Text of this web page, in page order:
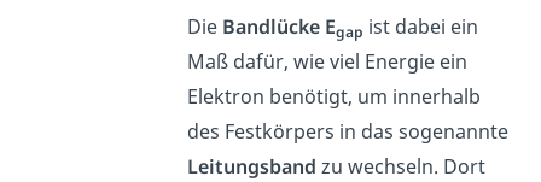
Die Bandlücke Egap ist dabei ein
Maß dafür, wie viel Energie ein
Elektron benötigt, um innerhalb
des Festkörpers in das sogenannte
Leitungsband zu wechseln. Dort